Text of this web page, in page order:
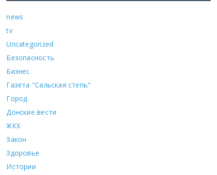
news
tv
Uncategorized
Безопасность
Бизнес
Газета "Сальская степь"
Город
Донские вести
ЖКХ
Закон
Здоровье
Истории